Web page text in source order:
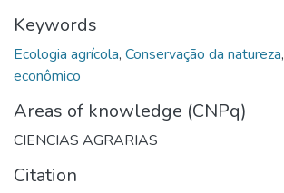
Keywords
Ecologia agrícola, Conservação da natureza,
econômico
Areas of knowledge (CNPq)
CIENCIAS AGRARIAS
Citation